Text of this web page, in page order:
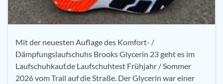
Mit der neuesten Auflage des Komfort- /
Dämpfungslaufschuhs Brooks Glycerin 23 geht es im
Laufschuhkauf.de Laufschuhtest Frühjahr / Sommer
2026 vom Trail auf die Straße. Der Glycerin war einer